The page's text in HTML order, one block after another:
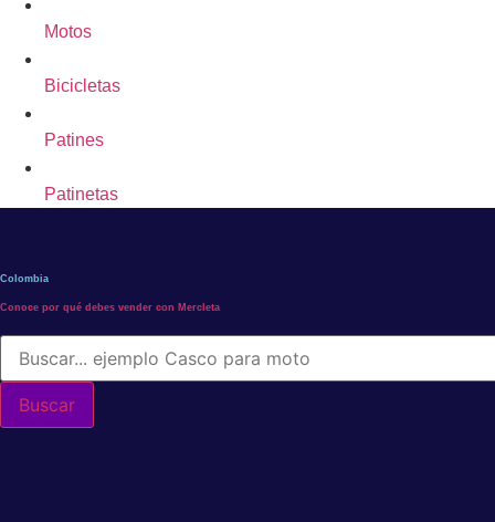
Motos
Bicicletas
Patines
Patinetas
Colombia
Conoce por qué debes vender con Mercleta
Búsqueda
productos
Buscar